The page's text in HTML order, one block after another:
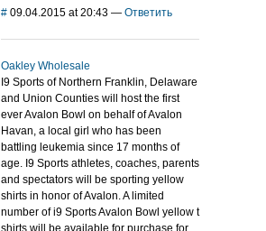
# 09.04.2015 at 20:43 — Ответить
Oakley Wholesale
I9 Sports of Northern Franklin, Delaware
and Union Counties will host the first
ever Avalon Bowl on behalf of Avalon
Havan, a local girl who has been
battling leukemia since 17 months of
age. I9 Sports athletes, coaches, parents
and spectators will be sporting yellow
shirts in honor of Avalon. A limited
number of i9 Sports Avalon Bowl yellow t